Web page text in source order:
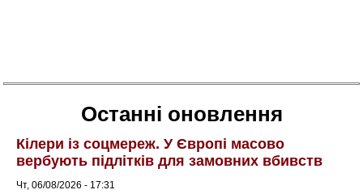
Останні оновлення
Кілери із соцмереж. У Європі масово
вербують підлітків для замовних вбивств
Чт, 06/08/2026 - 17:31